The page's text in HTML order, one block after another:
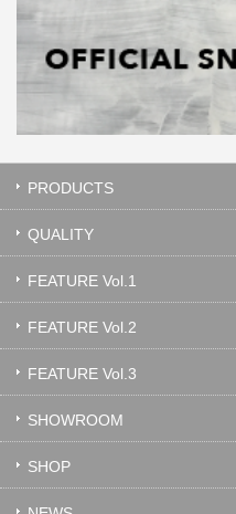
PRODUCTS
QUALITY
FEATURE Vol.1
FEATURE Vol.2
FEATURE Vol.3
SHOWROOM
SHOP